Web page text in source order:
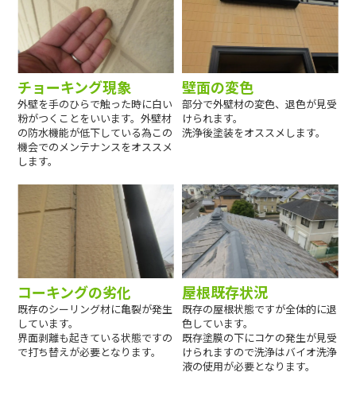
チョーキング現象
外壁を手のひらで触った時に白い
粉がつくことをいいます。外壁材
の防水機能が低下している為この
機会でのメンテナンスをオススメ
します。
壁面の変色
部分で外壁材の変色、退色が見受
けられます。
洗浄後塗装をオススメします。
コーキングの劣化
既存のシーリング材に亀裂が発生
しています。
界面剥離も起きている状態ですの
で打ち替えが必要となります。
屋根既存状況
既存の屋根状態ですが全体的に退
色しています。
既存塗膜の下にコケの発生が見受
けられますので洗浄はバイオ洗浄
液の使用が必要となります。